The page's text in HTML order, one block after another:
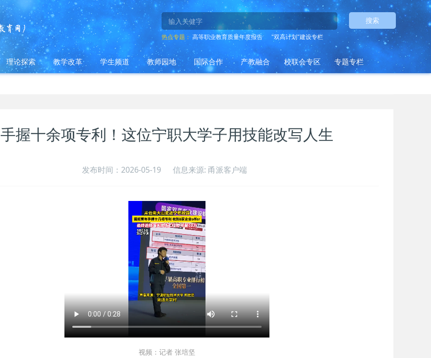
搜索
热点专题： 高等职业教育质量年度报告 "双高计划"建设专栏
理论探索 教学改革 学生频道 教师园地 国际合作 产教融合 校联会专区 专题专栏
手握十余项专利！这位宁职大学子用技能改写人生
发布时间：2026-05-19 信息来源: 甬派客户端
视频：记者 张培坚